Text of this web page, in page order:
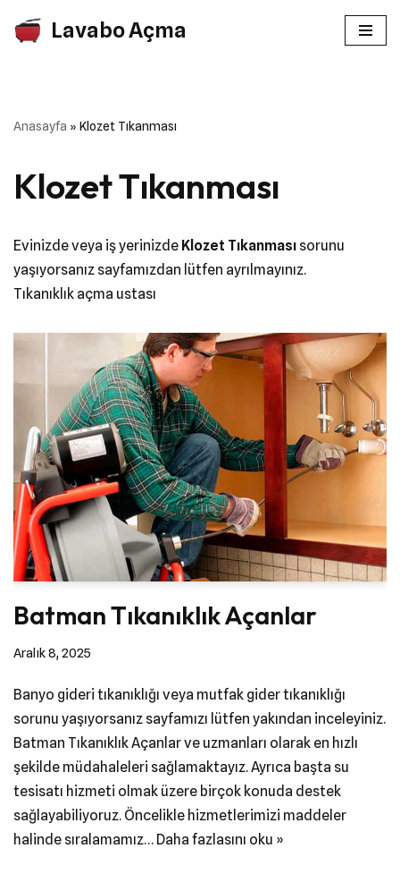
Lavabo Açma
Anasayfa » Klozet Tıkanması
Klozet Tıkanması
Evinizde veya iş yerinizde Klozet Tıkanması sorunu
yaşıyorsanız sayfamızdan lütfen ayrılmayınız.
Tıkanıklık açma ustası
Batman Tıkanıklık Açanlar
Aralık 8, 2025
Banyo gideri tıkanıklığı veya mutfak gider tıkanıklığı
sorunu yaşıyorsanız sayfamızı lütfen yakından inceleyiniz.
Batman Tıkanıklık Açanlar ve uzmanları olarak en hızlı
şekilde müdahaleleri sağlamaktayız. Ayrıca başta su
tesisatı hizmeti olmak üzere birçok konuda destek
sağlayabiliyoruz. Öncelikle hizmetlerimizi maddeler
halinde sıralamamız… Daha fazlasını oku »